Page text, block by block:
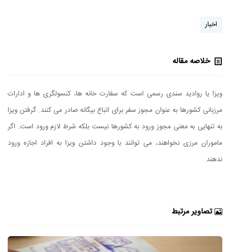
اخبار
خلاصه مقاله
ویزا یا روادید سندی رسمی است که سفارت ‌خانه ها، کنسولگری ها و ادارات
مرزبانی کشورها به عنوان مجوز سفر برای اتباع بیگانه صادر می کنند. گرفتن ویزا
به تنهایی به معنی مجوز ورود به کشورها نیست بلکه شرط لازم ورود است. اگر
ماموران مرزی نخواهند، می توانند با وجود داشتن ویزا به افراد اجازه ورود
ندهند.
تصاویر مرتبط